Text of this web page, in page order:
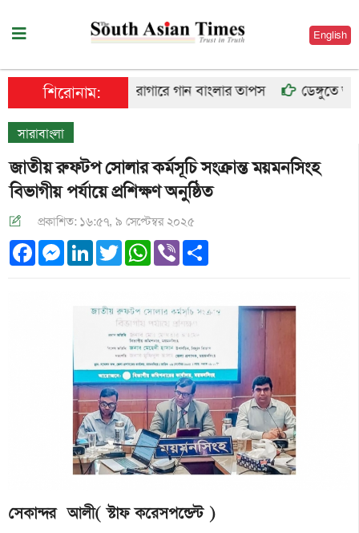
English
শিরোনাম:কারাগারে গান বাংলার তাপস ডেঙ্গুতে আরও
সারাবাংলা
জাতীয় রুফটপ সোলার কর্মসূচি সংক্রান্ত ময়মনসিংহ
বিভাগীয় পর্যায়ে প্রশিক্ষণ অনুষ্ঠিত
প্রকাশিত: ১৬:৫৭, ৯ সেপ্টেম্বর ২০২৫
FacebookMessenger
LinkedInTwitterWhatsApp
Viber
সেকান্দর আলী( স্টাফ করেসপন্ডেন্ট )